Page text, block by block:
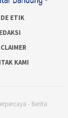
ETIK
KAMI
- Berita